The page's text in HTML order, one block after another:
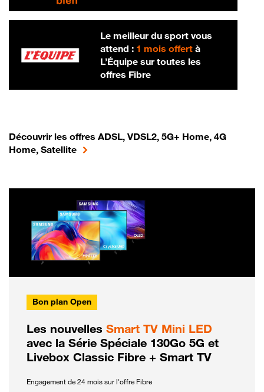
Le meilleur du sport vous
attend : 1 mois offertà
L’Équipe sur toutes les
offres Fibre
Découvrir les offres ADSL, VDSL2, 5G+ Home, 4G
Home, Satellite
Bon plan Open
Les nouvelles Smart TV Mini LED
avec la Série Spéciale 130Go 5G et
Livebox Classic Fibre + Smart TV
Engagement de 24 mois sur l'offre Fibre